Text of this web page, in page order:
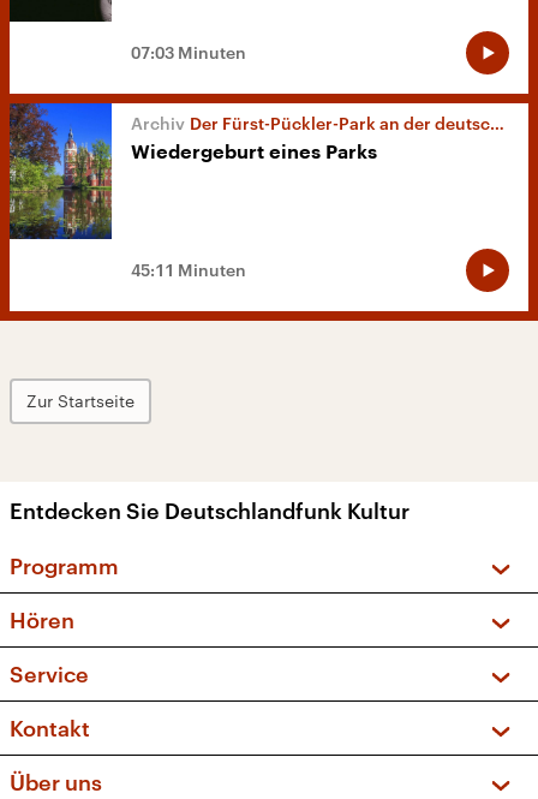
07:03 Minuten
Der Fürst-Pückler-Park an der deutsch-polnischen Grenze
Wiedergeburt eines Parks
45:11 Minuten
Zur Startseite
Entdecken Sie Deutschlandfunk Kultur
Programm
Sendungen und Podcasts
Musikliste
Kakadu – Das Kinderprogramm
Hören
Frequenzen (UKW + DAB+)
Service
FAQ
Apps
Kontakt
Über uns